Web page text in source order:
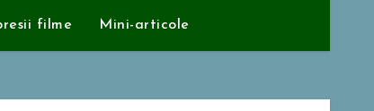
filme Mini-articole